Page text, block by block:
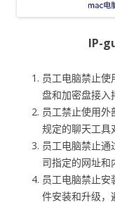
IP-
员工电脑禁止
盘和加密盘接入
员工禁止使用
规定的聊天工具
员工电脑禁止
司指定的网址和
员工电脑禁止
件安装和升级，